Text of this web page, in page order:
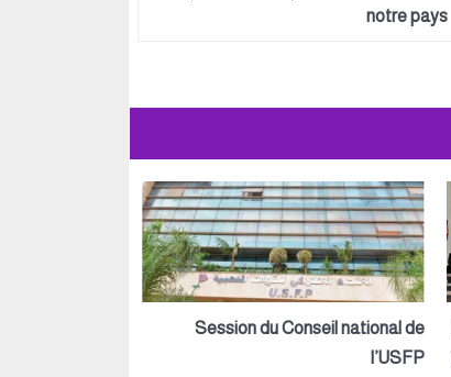
notre pays
Session du Conseil national de
l’USFP